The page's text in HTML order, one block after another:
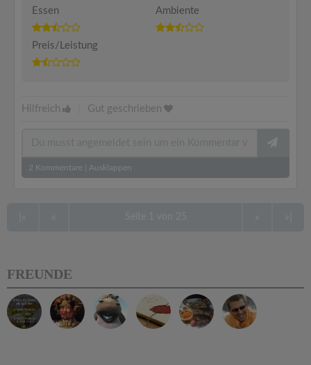
Essen Ambiente
Preis/Leistung
Hilfreich Gut geschrieben
2 Kommentare Ausklappen
FREUNDE